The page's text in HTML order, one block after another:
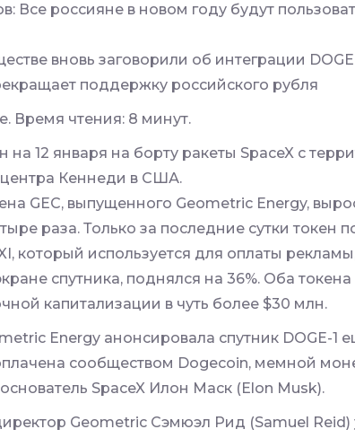
Все россияне в новом году будут
вновь заговорили об интеграции DOGE
поддержку российского рубля
Время чтения: 8 минут.
на 12 января на борту ракеты SpaceX с
центра Кеннеди в США.
GEC, выпущенного Geometric Energy,
раза. Только за последние сутки токен
который используется для оплаты
спутника, поднялся на 36%. Оба токена
капитализации в чуть более $30 млн.
Energy анонсировала спутник DOGE-1
сообществом Dogecoin, мемной
SpaceX Илон Маск (Elon Musk).
Geometric Сэмюэл Рид (Samuel Reid)